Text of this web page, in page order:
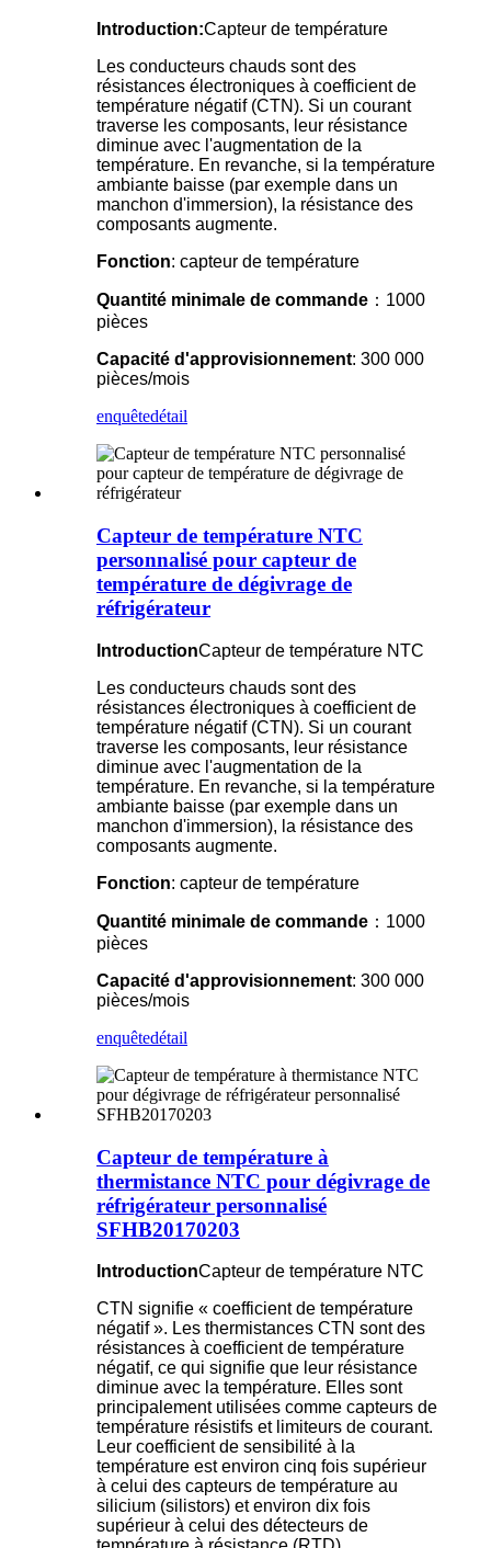
Introduction:Capteur de température
Les conducteurs chauds sont des
résistances électroniques à coefficient de
température négatif (CTN). Si un courant
traverse les composants, leur résistance
diminue avec l'augmentation de la
température. En revanche, si la température
ambiante baisse (par exemple dans un
manchon d'immersion), la résistance des
composants augmente.
Fonction: capteur de température
Quantité minimale de commande ：1000
pièces
Capacité d'approvisionnement: 300 000
pièces/mois
enquêtedétail
Capteur de température NTC
personnalisé pour capteur de
température de dégivrage de
réfrigérateur
IntroductionCapteur de température NTC
Les conducteurs chauds sont des
résistances électroniques à coefficient de
température négatif (CTN). Si un courant
traverse les composants, leur résistance
diminue avec l'augmentation de la
température. En revanche, si la température
ambiante baisse (par exemple dans un
manchon d'immersion), la résistance des
composants augmente.
Fonction: capteur de température
Quantité minimale de commande ：1000
pièces
Capacité d'approvisionnement: 300 000
pièces/mois
enquêtedétail
Capteur de température à
thermistance NTC pour dégivrage de
réfrigérateur personnalisé
SFHB20170203
IntroductionCapteur de température NTC
CTN signifie « coefficient de température
négatif ». Les thermistances CTN sont des
résistances à coefficient de température
négatif, ce qui signifie que leur résistance
diminue avec la température. Elles sont
principalement utilisées comme capteurs de
température résistifs et limiteurs de courant.
Leur coefficient de sensibilité à la
température est environ cinq fois supérieur
à celui des capteurs de température au
silicium (silistors) et environ dix fois
supérieur à celui des détecteurs de